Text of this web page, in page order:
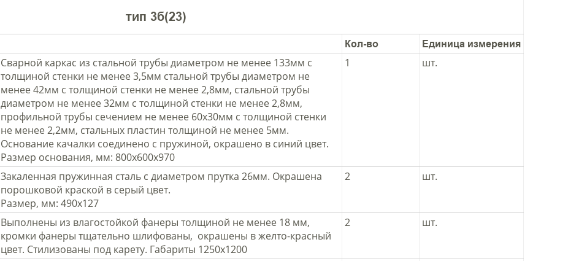
тип 3б(23)
Кол-во
Единица измерения
Сварной каркас из стальной трубы диаметром не менее 133мм с
толщиной стенки не менее 3,5мм стальной трубы диаметром не
менее 42мм с толщиной стенки не менее 2,8мм, стальной трубы
диаметром не менее 32мм с толщиной стенки не менее 2,8мм,
профильной трубы сечением не менее 60х30мм с толщиной стенки
не менее 2,2мм, стальных пластин толщиной не менее 5мм.
Основание качалки соединено с пружиной, окрашено в синий цвет.
Размер основания, мм: 800х600х970
1 шт.
Закаленная пружинная сталь с диаметром прутка 26мм. Окрашена
порошковой краской в серый цвет.
Размер, мм: 490х127
2 шт.
Выполнены из влагостойкой фанеры толщиной не менее 18 мм,
кромки фанеры тщательно шлифованы, окрашены в желто-красный
цвет. Стилизованы под карету. Габариты 1250х1200
2 шт.